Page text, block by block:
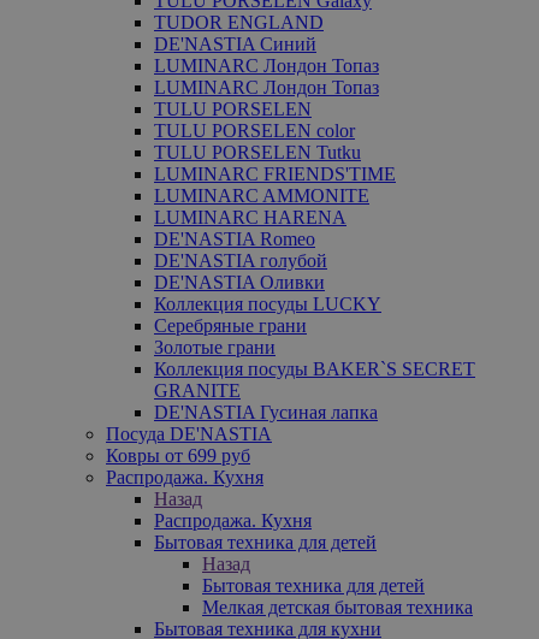
TUDOR ENGLAND
DE'NASTIA Синий
LUMINARC Лондон Топаз
LUMINARC Лондон Топаз
TULU PORSELEN
TULU PORSELEN color
TULU PORSELEN Tutku
LUMINARC FRIENDS'TIME
LUMINARC AMMONITE
LUMINARC HARENA
DE'NASTIA Romeo
DE'NASTIA голубой
DE'NASTIA Оливки
Коллекция посуды LUCKY
Серебряные грани
Золотые грани
Коллекция посуды BAKER`S SECRET
GRANITE
DE'NASTIA Гусиная лапка
Посуда DE'NASTIA
Ковры от 699 руб
Распродажа. Кухня
Назад
Распродажа. Кухня
Бытовая техника для детей
Назад
Бытовая техника для детей
Мелкая детская бытовая техника
Бытовая техника для кухни